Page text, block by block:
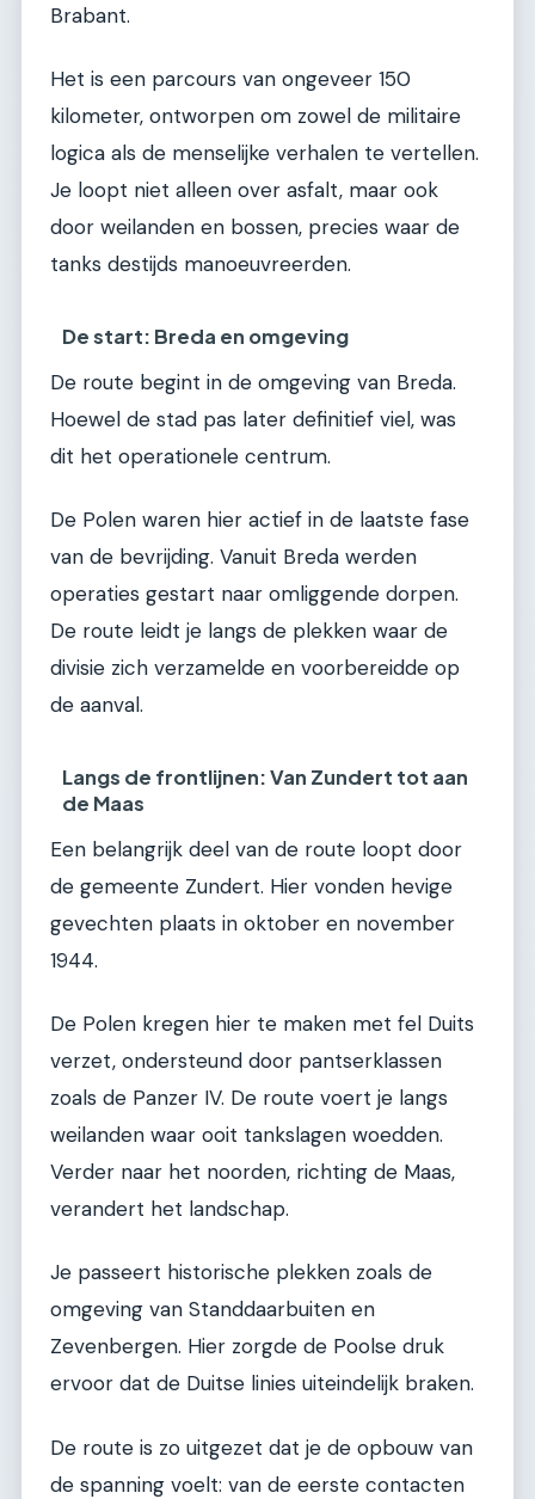
Brabant.
Het is een parcours van ongeveer 150
kilometer, ontworpen om zowel de militaire
logica als de menselijke verhalen te vertellen.
Je loopt niet alleen over asfalt, maar ook
door weilanden en bossen, precies waar de
tanks destijds manoeuvreerden.
De start: Breda en omgeving
De route begint in de omgeving van Breda.
Hoewel de stad pas later definitief viel, was
dit het operationele centrum.
De Polen waren hier actief in de laatste fase
van de bevrijding. Vanuit Breda werden
operaties gestart naar omliggende dorpen.
De route leidt je langs de plekken waar de
divisie zich verzamelde en voorbereidde op
de aanval.
Langs de frontlijnen: Van Zundert tot aan
de Maas
Een belangrijk deel van de route loopt door
de gemeente Zundert. Hier vonden hevige
gevechten plaats in oktober en november
1944.
De Polen kregen hier te maken met fel Duits
verzet, ondersteund door pantserklassen
zoals de Panzer IV. De route voert je langs
weilanden waar ooit tankslagen woedden.
Verder naar het noorden, richting de Maas,
verandert het landschap.
Je passeert historische plekken zoals de
omgeving van Standdaarbuiten en
Zevenbergen. Hier zorgde de Poolse druk
ervoor dat de Duitse linies uiteindelijk braken.
De route is zo uitgezet dat je de opbouw van
de spanning voelt: van de eerste contacten